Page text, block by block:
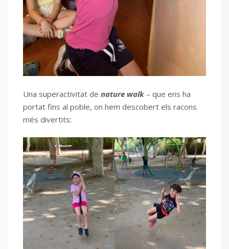
Una superactivitat de nature walk – que ens ha
portat fins al poble, on hem descobert els racons
més divertits: